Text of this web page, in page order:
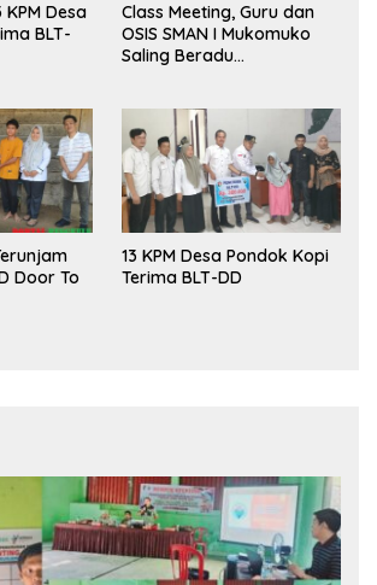
Desa
BLT-
Class Meeting, Guru dan
OSIS SMAN I Mukomuko
Saling Beradu
Door To
13 KPM Desa Pondok Kopi
Terima BLT-DD